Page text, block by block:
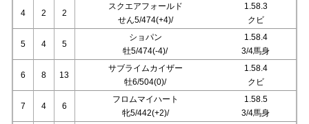
4 2 2
スクエアフォールド
せん5/474(+4)/
1.58.3
クビ
5 4 5
ショパン
牡5/474(-4)/
1.58.4
3/4馬身
6 8 13
サブライムカイザー
牡6/504(0)/
1.58.4
クビ
7 4 6
フロムマイハート
牝5/442(+2)/
1.58.5
3/4馬身